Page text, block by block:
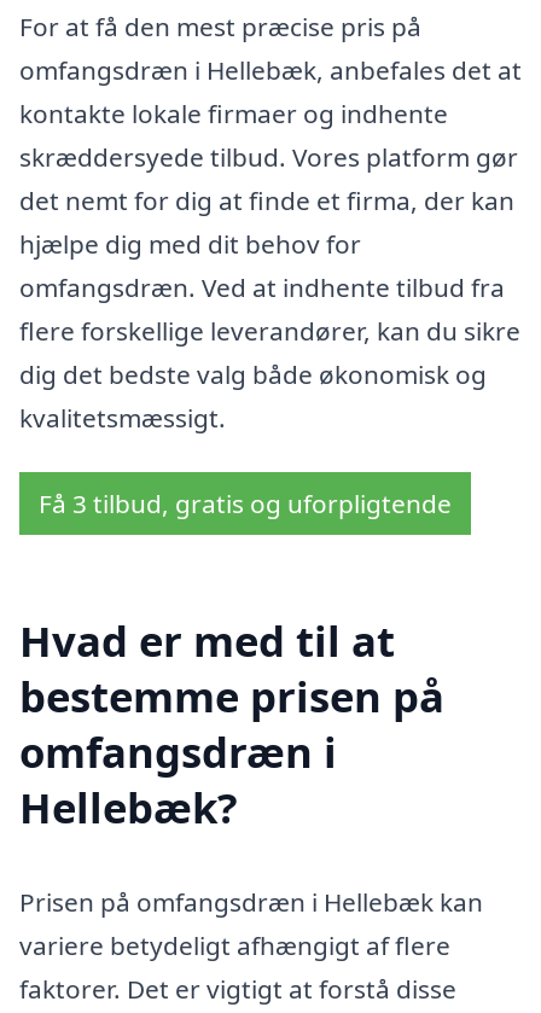
For at få den mest præcise pris på
omfangsdræn i Hellebæk, anbefales det at
kontakte lokale firmaer og indhente
skræddersyede tilbud. Vores platform gør
det nemt for dig at finde et firma, der kan
hjælpe dig med dit behov for
omfangsdræn. Ved at indhente tilbud fra
flere forskellige leverandører, kan du sikre
dig det bedste valg både økonomisk og
kvalitetsmæssigt.
Få 3 tilbud, gratis og uforpligtende
Hvad er med til at
bestemme prisen på
omfangsdræn i
Hellebæk?
Prisen på omfangsdræn i Hellebæk kan
variere betydeligt afhængigt af flere
faktorer. Det er vigtigt at forstå disse